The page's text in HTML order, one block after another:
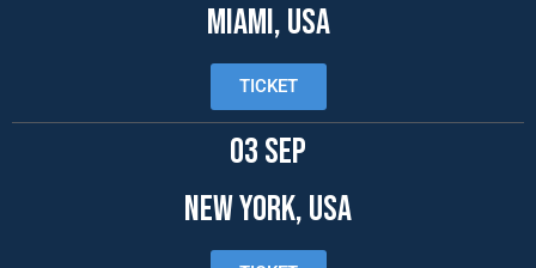
MIAMI, USA
TICKET
03 SEP
NEW YORK, USA